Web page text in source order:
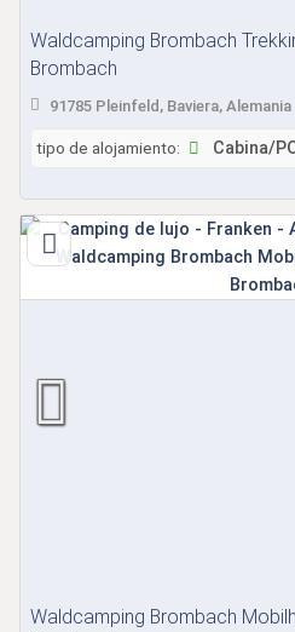
Waldcamping Brombach
Brombach
91785 Pleinfeld, Baviera, Alemania
tipo de alojamiento: Cabina/
Waldcamping Brombach